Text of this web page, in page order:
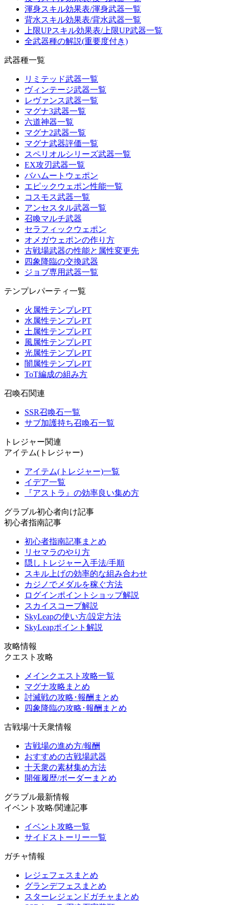
渾身スキル効果表/渾身武器一覧
背水スキル効果表/背水武器一覧
上限UPスキル効果表/上限UP武器一覧
全武器種の解説(重要度付き)
武器種一覧
リミテッド武器一覧
ヴィンテージ武器一覧
レヴァンス武器一覧
マグナ3武器一覧
六道神器一覧
マグナ2武器一覧
マグナ武器評価一覧
スペリオルシリーズ武器一覧
EX攻刃武器一覧
バハムートウェポン
エピックウェポン性能一覧
コスモス武器一覧
アンセスタル武器一覧
召喚マルチ武器
セラフィックウェポン
オメガウェポンの作り方
古戦場武器の性能と属性変更先
四象降臨の交換武器
ジョブ専用武器一覧
テンプレパーティ一覧
火属性テンプレPT
水属性テンプレPT
土属性テンプレPT
風属性テンプレPT
光属性テンプレPT
闇属性テンプレPT
ToT編成の組み方
召喚石関連
SSR召喚石一覧
サブ加護持ち召喚石一覧
トレジャー関連
アイテム(トレジャー)
アイテム(トレジャー)一覧
イデア一覧
『アストラ』の効率良い集め方
グラブル初心者向け記事
初心者指南記事
初心者指南記事まとめ
リセマラのやり方
隠しトレジャー入手法/手順
スキル上げの効率的な組み合わせ
カジノでメダルを稼ぐ方法
ログインポイントショップ解説
スカイスコープ解説
SkyLeapの使い方/設定方法
SkyLeapポイント解説
攻略情報
クエスト攻略
メインクエスト攻略一覧
マグナ攻略まとめ
討滅戦の攻略･報酬まとめ
四象降臨の攻略･報酬まとめ
古戦場/十天衆情報
古戦場の進め方/報酬
おすすめの古戦場武器
十天衆の素材集め方法
開催履歴/ボーダーまとめ
グラブル最新情報
イベント攻略/関連記事
イベント攻略一覧
サイドストーリー一覧
ガチャ情報
レジェフェスまとめ
グランデフェスまとめ
スターレジェンドガチャまとめ